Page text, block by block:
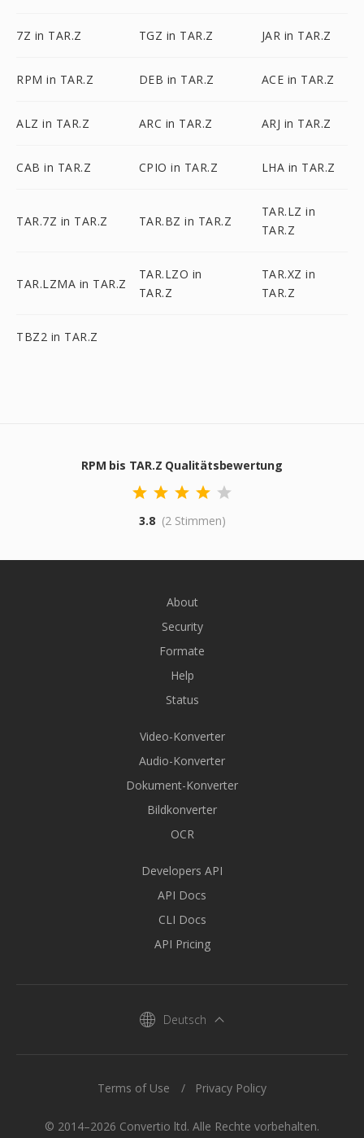
7Z in TAR.Z TGZ in TAR.Z JAR in TAR.Z
RPM in TAR.Z DEB in TAR.Z ACE in TAR.Z
ALZ in TAR.Z ARC in TAR.Z ARJ in TAR.Z
CAB in TAR.Z CPIO in TAR.Z LHA in TAR.Z
TAR.7Z in TAR.Z TAR.BZ in TAR.Z
TAR.LZ in
TAR.Z
TAR.LZMA in TAR.Z
TAR.LZO in
TAR.Z
TAR.XZ in
TAR.Z
TBZ2 in TAR.Z
RPM bis TAR.Z Qualitätsbewertung
3.8 (2 Stimmen)
About
Security
Formate
Help
Status
Video-Konverter
Audio-Konverter
Dokument-Konverter
Bildkonverter
OCR
Developers API
API Docs
CLI Docs
API Pricing
Deutsch
© 2014–2026 Convertio ltd. Alle Rechte vorbehalten.
Terms of Use Privacy Policy